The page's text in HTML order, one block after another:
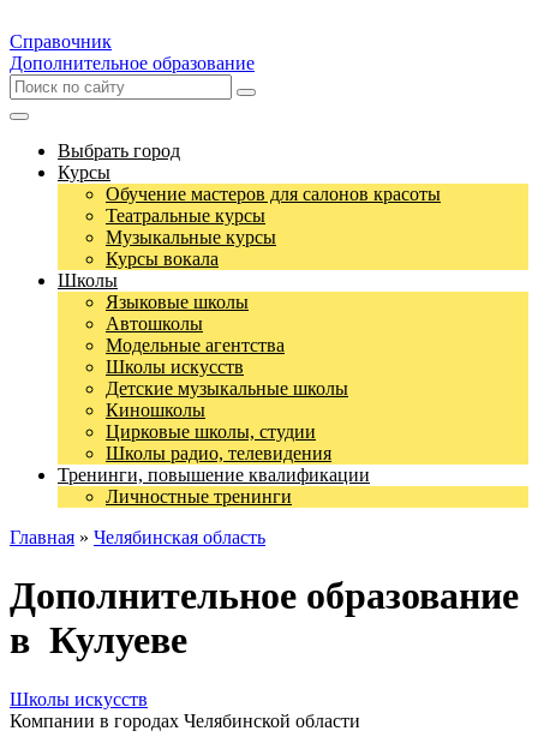
Справочник
Дополнительное образование
Выбрать город
Курсы
Обучение мастеров для салонов красоты
Театральные курсы
Музыкальные курсы
Курсы вокала
Школы
Языковые школы
Автошколы
Модельные агентства
Школы искусств
Детские музыкальные школы
Киношколы
Цирковые школы, студии
Школы радио, телевидения
Тренинги, повышение квалификации
Личностные тренинги
Главная » Челябинская область
Дополнительное образование
в Кулуеве
Школы искусств
Компании в городах Челябинской области